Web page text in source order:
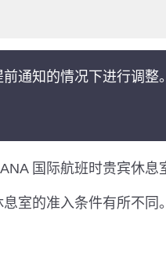
通知的情况下进行调整
国际航班时贵宾休息
室的准入条件有所不